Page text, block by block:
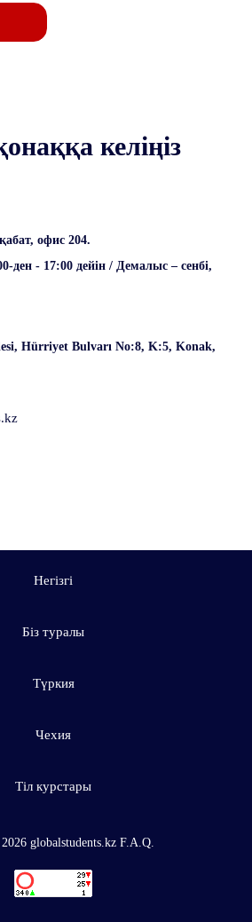
келіңіз
офис 204.
ден - 17:00 дейін / Демалыс – сенбі,
Hürriyet Bulvarı No:8, K:5, Konak,
Негізгі
Біз туралы
Түркия
Чехия
Тіл курстары
globalstudents.kz F.A.Q.